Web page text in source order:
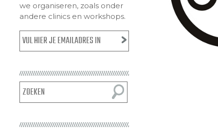
we organiseren, zoals onder
andere clinics en workshops.